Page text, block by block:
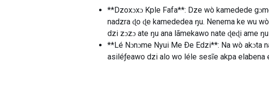
**Dzoxɔxɔ Kple Fafa**: Dze wò kamedede
nadzra ɖo ɖe kamededea ŋu. Nenema ke wu
dzi zɔzɔ ate ŋu ana lãmekawo nate ɖeɖi ame
**Lé Nɔnɔme Nyui Me Ðe Edzi**: Na wò akɔta
asiléƒeawo dzi alo wo léle sesĩe akpa elabena